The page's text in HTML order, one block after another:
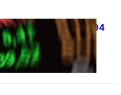
pregão aos 172.494